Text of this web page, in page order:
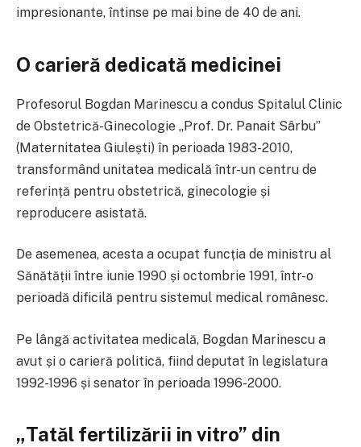
impresionante, întinse pe mai bine de 40 de ani.
O carieră dedicată medicinei
Profesorul Bogdan Marinescu a condus Spitalul Clinic
de Obstetrică-Ginecologie „Prof. Dr. Panait Sârbu”
(Maternitatea Giulești) în perioada 1983-2010,
transformând unitatea medicală într-un centru de
referință pentru obstetrică, ginecologie și
reproducere asistată.
De asemenea, acesta a ocupat funcția de ministru al
Sănătății între iunie 1990 și octombrie 1991, într-o
perioadă dificilă pentru sistemul medical românesc.
Pe lângă activitatea medicală, Bogdan Marinescu a
avut și o carieră politică, fiind deputat în legislatura
1992-1996 și senator în perioada 1996-2000.
„Tatăl fertilizării in vitro” din